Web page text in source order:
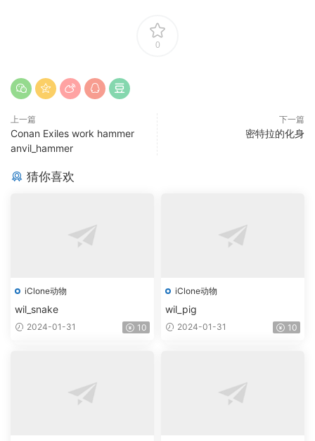
0
上一篇
Conan Exiles work hammer
anvil_hammer
下一篇
密特拉的化身
猜你喜欢
iClone动物
wil_snake
2024-01-31 10
iClone动物
wil_pig
2024-01-31 10